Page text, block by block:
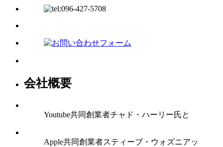
会社概要
Youtube共同創業者チャド・ハーリー氏と
Apple共同創業者スティーブ・ウォズニアッ